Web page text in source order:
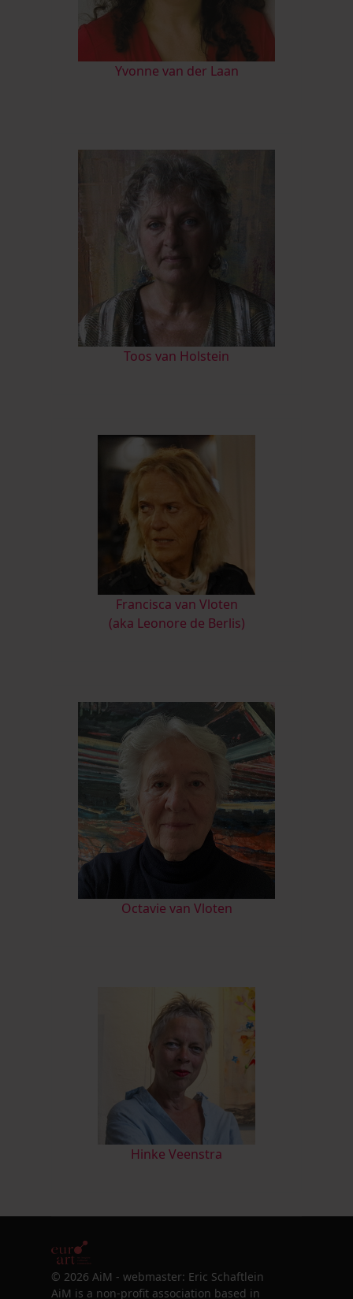
Yvonne van der Laan
Toos van Holstein
Francisca van Vloten
(aka Leonore de Berlis)
Octavie van Vloten
Hinke Veenstra
© 2026 AiM - webmaster: Eric Schaftlein
AiM is a non-profit association based in